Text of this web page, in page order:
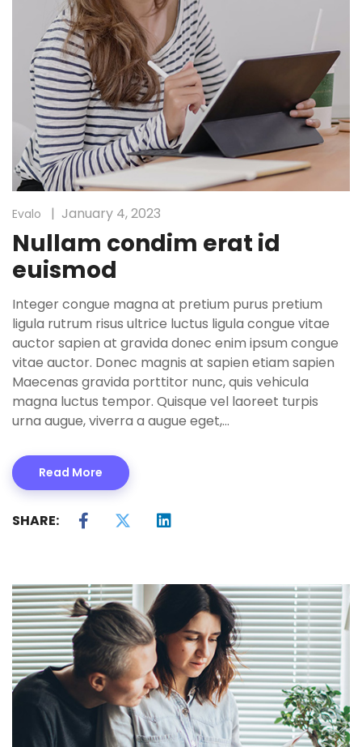
Evalo January 4, 2023
Nullam condim erat id
euismod
Integer congue magna at pretium purus pretium
ligula rutrum risus ultrice luctus ligula congue vitae
auctor sapien at gravida donec enim ipsum congue
vitae auctor. Donec magnis at sapien etiam sapien
Maecenas gravida porttitor nunc, quis vehicula
magna luctus tempor. Quisque vel laoreet turpis
urna augue, viverra a augue eget,…
Read More
SHARE: